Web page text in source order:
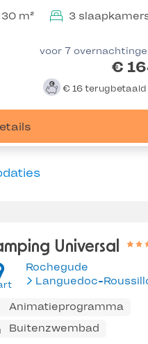
30 m² 3
voor 7
€
€ 16 terugbetaald
Universal
Rochegude
Languedoc-
Animatieprogramma
Buitenzwembad